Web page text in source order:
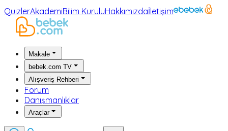
QuizlerAkademiBilim KuruluHakkımızdaİletişim
Makale
bebek.com TV
Alışveriş Rehberi
Forum
Danışmanlıklar
Araçlar